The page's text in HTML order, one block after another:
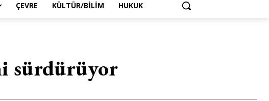
ÇEVRE KÜLTÜR/BILIM HUKUK
sürdürüyor